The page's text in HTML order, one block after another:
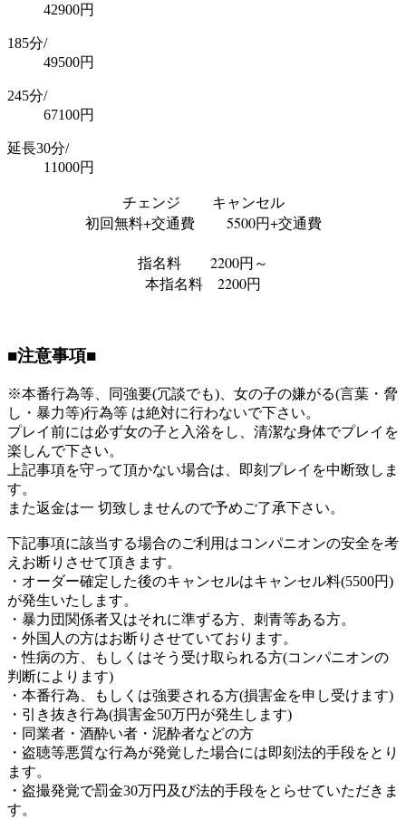
42900円
185分/
49500円
245分/
67100円
延長30分/
11000円
チェンジ キャンセル
初回無料+交通費 5500円+交通費
指名料 2200円～
本指名料 2200円
■注意事項■
※本番行為等、同強要(冗談でも)、女の子の嫌がる(言葉・脅
し・暴力等)行為等 は絶対に行わないで下さい。
プレイ前には必ず女の子と入浴をし、清潔な身体でプレイを
楽しんで下さい。
上記事項を守って頂かない場合は、即刻プレイを中断致しま
す。
また返金は一 切致しませんので予めご了承下さい。
下記事項に該当する場合のご利用はコンパニオンの安全を考
えお断りさせて頂きます。
・オーダー確定した後のキャンセルはキャンセル料(5500円)
が発生いたします。
・暴力団関係者又はそれに準ずる方、刺青等ある方。
・外国人の方はお断りさせていております。
・性病の方、もしくはそう受け取られる方(コンパニオンの
判断によります)
・本番行為、もしくは強要される方(損害金を申し受けます)
・引き抜き行為(損害金50万円が発生します)
・同業者・酒酔い者・泥酔者などの方
・盗聴等悪質な行為が発覚した場合には即刻法的手段をとり
ます。
・盗撮発覚で罰金30万円及び法的手段をとらせていただきま
す。